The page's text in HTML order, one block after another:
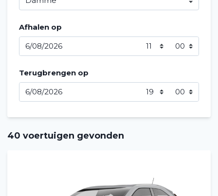
Afhalen op
Terugbrengen op
40 voertuigen gevonden